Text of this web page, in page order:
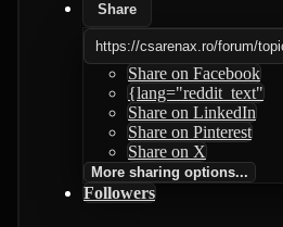
Share
https://csarenax.ro/forum/
Share on Facebook
{lang="reddit_text"
Share on LinkedIn
Share on Pinterest
Share on X
More sharing options...
Followers